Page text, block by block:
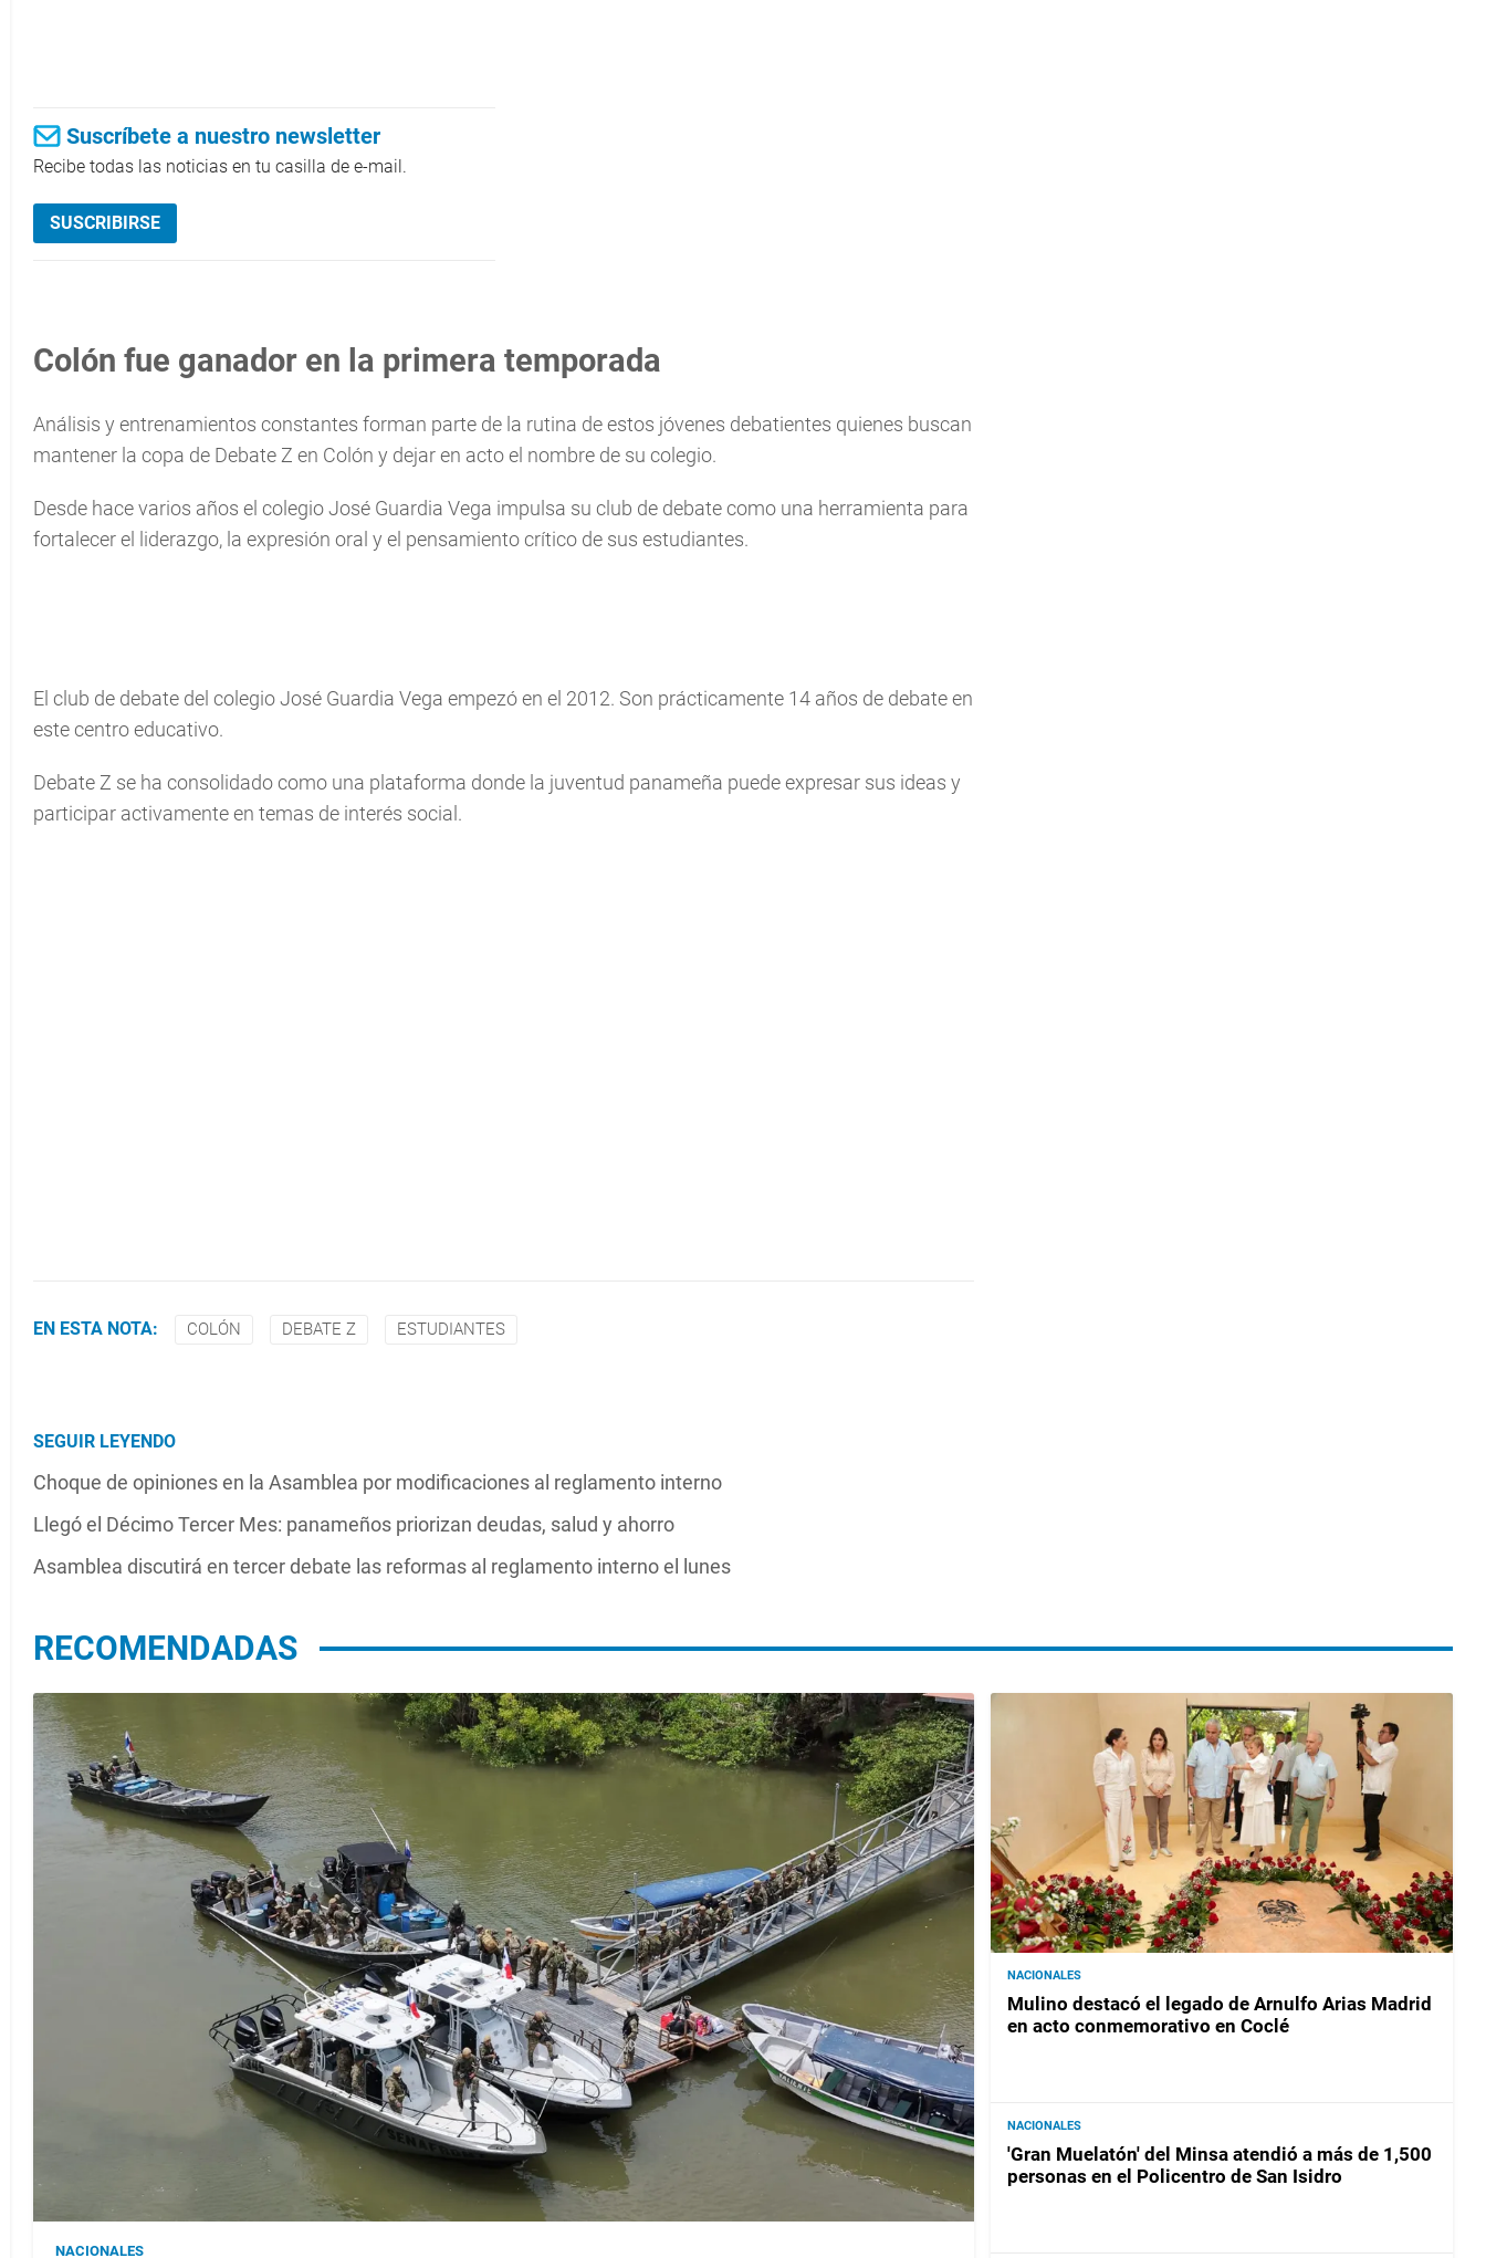
Suscríbete a nuestro newsletter
Recibe todas las noticias en tu casilla de e-mail.
SUSCRIBIRSE
Colón fue ganador en la primera temporada
Análisis y entrenamientos constantes forman parte de la rutina de estos jóvenes debatientes quienes buscan
mantener la copa de Debate Z en Colón y dejar en acto el nombre de su colegio.
Desde hace varios años el colegio José Guardia Vega impulsa su club de debate como una herramienta para
fortalecer el liderazgo, la expresión oral y el pensamiento crítico de sus estudiantes.
El club de debate del colegio José Guardia Vega empezó en el 2012. Son prácticamente 14 años de debate en
este centro educativo.
Debate Z se ha consolidado como una plataforma donde la juventud panameña puede expresar sus ideas y
participar activamente en temas de interés social.
EN ESTA NOTA: COLÓN DEBATE Z ESTUDIANTES
SEGUIR LEYENDO
Choque de opiniones en la Asamblea por modificaciones al reglamento interno
Llegó el Décimo Tercer Mes: panameños priorizan deudas, salud y ahorro
Asamblea discutirá en tercer debate las reformas al reglamento interno el lunes
RECOMENDADAS
NACIONALES
NACIONALES
Mulino destacó el legado de Arnulfo Arias Madrid
en acto conmemorativo en Coclé
NACIONALES
'Gran Muelatón' del Minsa atendió a más de 1,500
personas en el Policentro de San Isidro